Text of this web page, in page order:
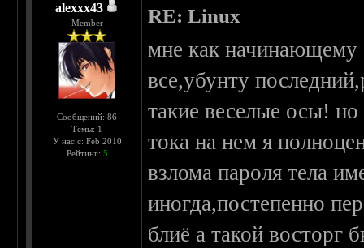
alexxx43
Member
Сообщений: 86
Темы: 1
У нас с: Feb 2010
Рейтинг: 5
RE: Linux
мне как начинающему
все,убунту
такие веселые осы! но
тока на нем я
взлома пароля тела
иногда,постепенно
блиё а такой восторг